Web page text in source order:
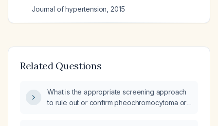
Journal of hypertension 2015
Related Questions
What is the appropriate screening approach
to rule out or confirm pheochromocytoma or